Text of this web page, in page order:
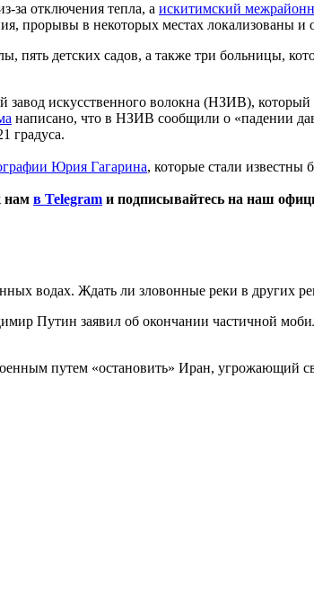
за отключения тепла, а искитимский
прорывы в некоторых местах локализованы и
детских садов, а также три больницы,
искусственного волокна (НЗИВ),
написано, что в НЗИВ сообщили о «падении
градуса.
Юрия Гагарина, которые стали известны
нам в Telegram и подписывайтесь на наш
водах. Ждать ли зловонные реки в других
Путин заявил об окончании частичной
путем «остановить» Иран, угрожающий